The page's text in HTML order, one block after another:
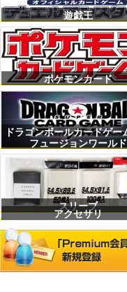
遊戯王
ポケモンカード
ドラゴンボールカードゲ
フュージョンワールド
スリーブ
アクセサリ